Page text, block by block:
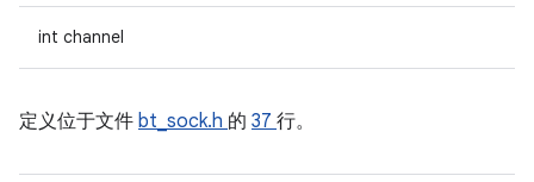
int channel
定义位于文件 bt_sock.h 的 37 行。